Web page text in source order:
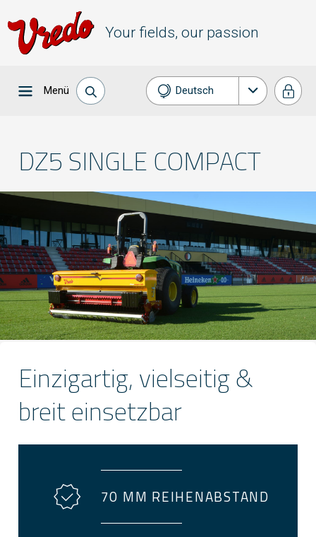
Your fields, our passion
Menü Deutsch
Français
DZ5 SINGLE COMPACT
Einzigartig, vielseitig &
breit einsetzbar
70 MM REIHENABSTAND